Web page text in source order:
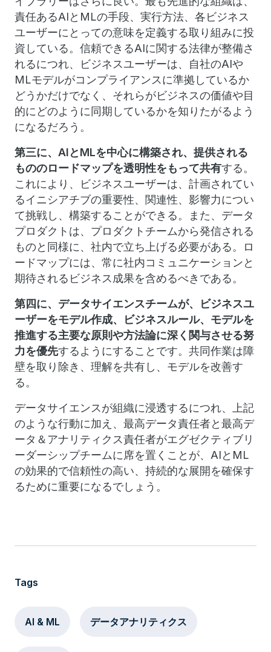
責任あるAIとMLの手段、実行方法、各ビジネス
ユーザーにとっての意味を定義する取り組みに投
資している。信頼できるAIに関する法律が整備さ
れるにつれ、ビジネスユーザーは、自社のAIや
MLモデルがコンプライアンスに準拠しているか
どうかだけでなく、それらがビジネスの価値や目
的にどのように同期しているかを知りたがるよう
になるだろう。
第三に、AIとMLを中心に構築され、提供される
もののロードマップを透明性をもって共有する。
これにより、ビジネスユーザーは、計画されてい
るイニシアチブの重要性、関連性、影響力につい
て挑戦し、構築することができる。また、データ
プロダクトは、プロダクトチームから発信される
ものと同様に、社内で立ち上げる必要がある。ロ
ードマップには、常に社内コミュニケーションと
期待されるビジネス成果を含めるべきである。
第四に、データサイエンスチームが、ビジネスユ
ーザーをモデル作成、ビジネスルール、モデルを
推進する主要な原則や方法論に深く関与させる努
力を優先するようにすることです。共同作業は障
壁を取り除き、理解を共有し、モデルを改善す
る。
データサイエンスが組織に浸透するにつれ、上記
のような行動に加え、最高データ責任者と最高デ
ータ＆アナリティクス責任者がエグゼクティブリ
ーダーシップチームに席を置くことが、AIとML
の効果的で信頼性の高い、持続的な展開を確保す
るために重要になるでしょう。
Tags
AI & ML データアナリティクス